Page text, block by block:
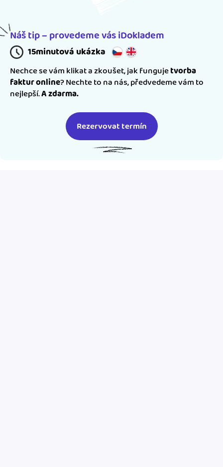
Náš tip – provedeme vás iDokladem
15minutová ukázka
Nechce se vám klikat a zkoušet, jak fungujetvorba
faktur online? Nechte to na nás, předvedeme vám to
nejlepší.A zdarma.
Rezervovat termín